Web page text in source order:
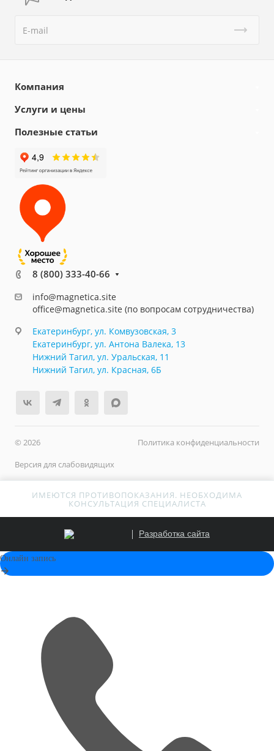
Компания
Услуги и цены
Полезные статьи
8 (800) 333-40-66
info@magnetica.site
office@magnetica.site (по вопросам сотрудничества)
Екатеринбург, ул. Комвузовская, 3
Екатеринбург, ул. Антона Валека, 13
Нижний Тагил, ул. Уральская, 11
Нижний Тагил, ул. Красная, 6Б
© 2026
Политика конфиденциальности
Версия для слабовидящих
ИМЕЮТСЯ ПРОТИВОПОКАЗАНИЯ. НЕОБХОДИМА
КОНСУЛЬТАЦИЯ СПЕЦИАЛИСТА
Разработка сайта